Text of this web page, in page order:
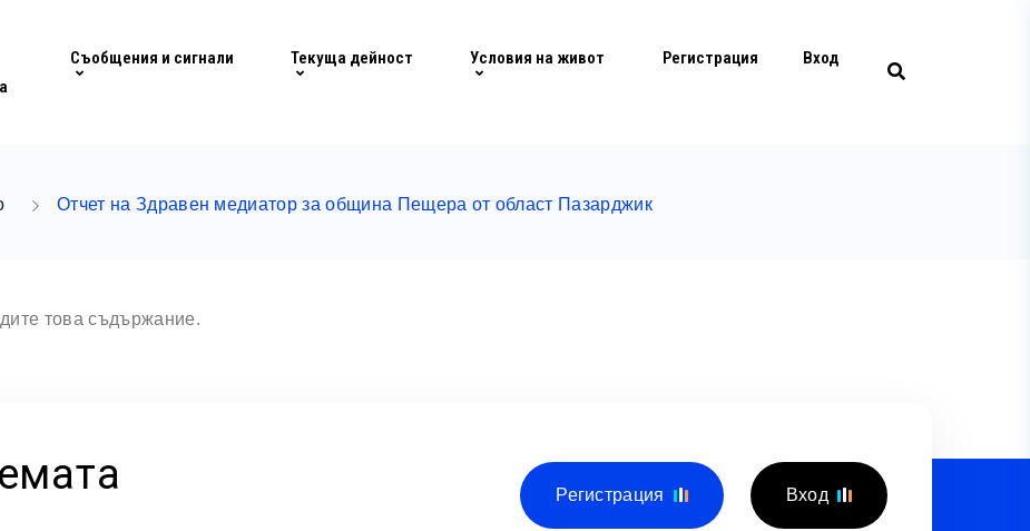
Съобщения и сигнали Текуща дейност Условия на живот Регистрация Вход
Отчет на Здравен медиатор за община Пещера от област Пазарджик
това съдържание.
Регистрация Вход